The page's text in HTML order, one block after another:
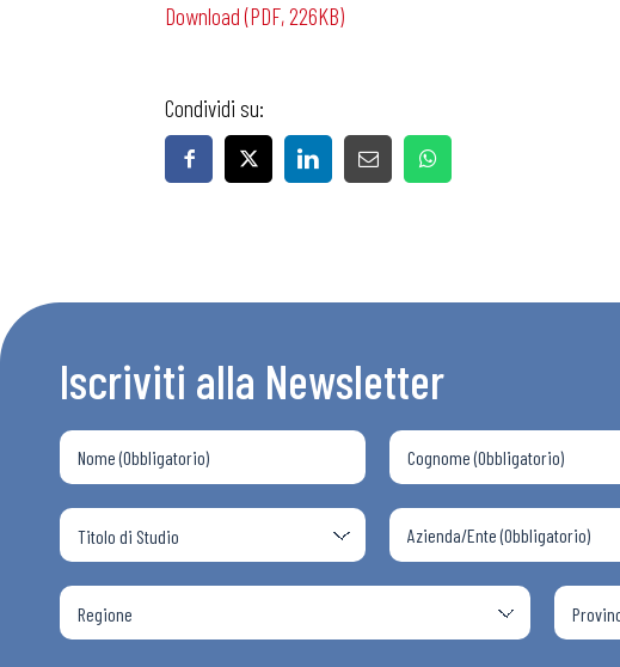
Chi Siamo
Download (PDF, 226KB)
Condividi su:
Iscriviti alla Newsletter